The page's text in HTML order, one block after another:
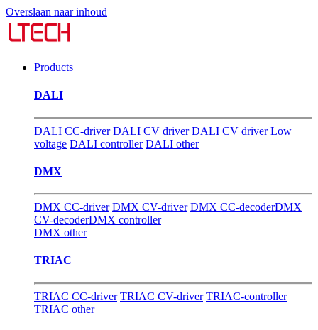
Overslaan naar inhoud
Products
DALI
DALI CC-driver DALI CV driver DALI CV driver Low
voltage DALI controller DALI other
DMX
DMX CC-driver DMX CV-driver DMX CC-decoderDMX
CV-decoderDMX controller
DMX other
TRIAC
TRIAC CC-driver TRIAC CV-driver TRIAC-controller
TRIAC other